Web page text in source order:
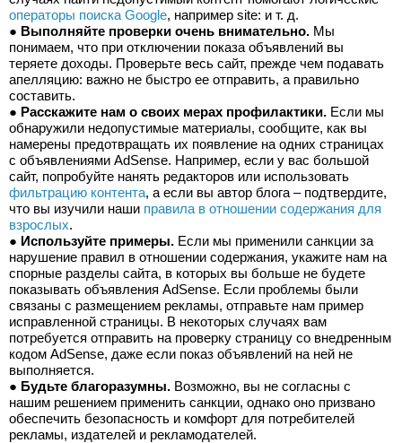
операторы поиска Google, например site: и т. д.
● Выполняйте проверки очень внимательно. Мы
понимаем, что при отключении показа объявлений вы
теряете доходы. Проверьте весь сайт, прежде чем подавать
апелляцию: важно не быстро ее отправить, а правильно
составить.
● Расскажите нам о своих мерах профилактики. Если мы
обнаружили недопустимые материалы, сообщите, как вы
намерены предотвращать их появление на одних страницах
с объявлениями AdSense. Например, если у вас большой
фильтрацию контента, а если вы автор блога – подтвердите,
что вы изучили наши правила в отношении содержания для
взрослых.
● Используйте примеры. Если мы применили санкции за
нарушение правил в отношении содержания, укажите нам на
спорные разделы сайта, в которых вы больше не будете
показывать объявления AdSense. Если проблемы были
связаны с размещением рекламы, отправьте нам пример
исправленной страницы. В некоторых случаях вам
потребуется отправить на проверку страницу со внедренным
кодом AdSense, даже если показ объявлений на ней не
выполняется.
● Будьте благоразумны. Возможно, вы не согласны с
нашим решением применить санкции, однако оно призвано
обеспечить безопасность и комфорт для потребителей
рекламы, издателей и рекламодателей.